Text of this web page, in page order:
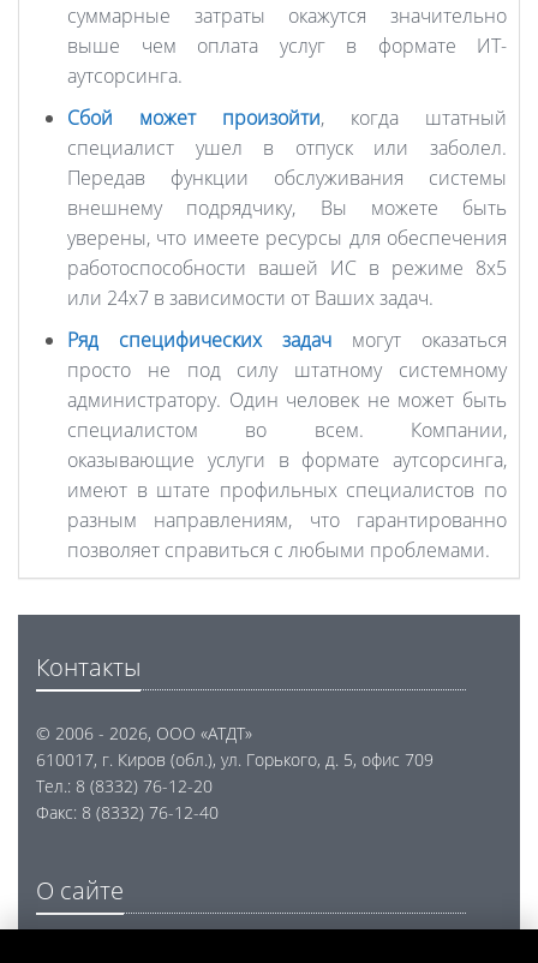
суммарные затраты окажутся значительно
выше чем оплата услуг в формате ИТ-
аутсорсинга.
Сбой может произойти, когда штатный
специалист ушел в отпуск или заболел.
Передав функции обслуживания системы
внешнему подрядчику, Вы можете быть
уверены, что имеете ресурсы для обеспечения
работоспособности вашей ИС в режиме 8х5
или 24x7 в зависимости от Ваших задач.
Ряд специфических задач могут оказаться
просто не под силу штатному системному
администратору. Один человек не может быть
специалистом во всем. Компании,
оказывающие услуги в формате аутсорсинга,
имеют в штате профильных специалистов по
разным направлениям, что гарантированно
позволяет справиться с любыми проблемами.
Контакты
© 2006 - 2026, ООО «АТДТ»
610017, г. Киров (обл.), ул. Горького, д. 5, офис 709
Тел.: 8 (8332) 76-12-20
Факс: 8 (8332) 76-12-40
О сайте